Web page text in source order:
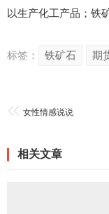
以生产化工产品；铁
标签： 铁矿石 期
女性情感说说
相关文章